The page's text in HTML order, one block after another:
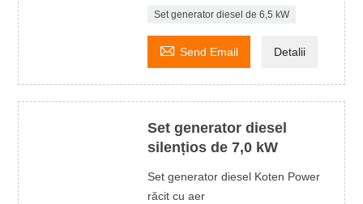
Set generator diesel de 6,5 kW
 Send Email Detalii
Set generator diesel
silențios de 7,0 kW
Set generator diesel Koten Power
răcit cu aer